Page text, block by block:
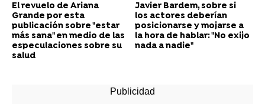
El revuelo de Ariana
Grande por esta
publicación sobre "estar
más sana" en medio de las
especulaciones sobre su
salud
Javier Bardem, sobre si
los actores deberían
posicionarse y mojarse a
la hora de hablar: "No exijo
nada a nadie"